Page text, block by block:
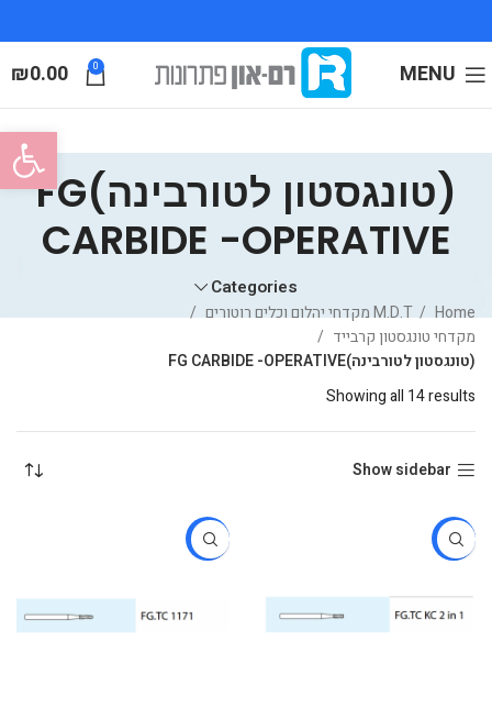
פתח
MENU
0
₪0.00
(טונגסטון לטורבינה)FG
CARBIDE -OPERATIVE
Categories
Home
M.D.T מקדחי יהלום וכלים רוטורים
מקדחי טונגסטון קרבייד
(טונגסטון לטורבינה)FG CARBIDE -OPERATIVE
Showing all 14 results
Show sidebar
-29%
-33%